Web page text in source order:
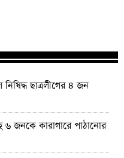
ছাত্রলীগের ৪ জন
৬ জনকে কারাগারে পাঠানোর